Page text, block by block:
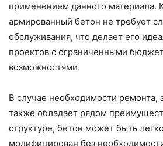
применением данного материала.
армированный бетон не требует
обслуживания, что делает его
проектов с ограниченными
возможностями.
В случае необходимости ремонта,
также обладает рядом
структуре, бетон может быть
модифицирован без